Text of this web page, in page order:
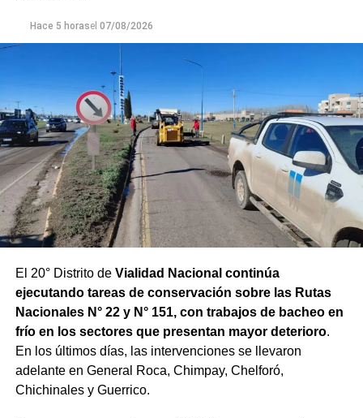
con las condiciones que presenta el río.
Hace 5 horasel 07/08/2026
El 20° Distrito de Vialidad Nacional continúa
ejecutando tareas de conservación sobre las Rutas
Nacionales N° 22 y N° 151, con trabajos de bacheo en
frío en los sectores que presentan mayor deterioro.
En los últimos días, las intervenciones se llevaron
adelante en General Roca, Chimpay, Chelforó,
Chichinales y Guerrico.